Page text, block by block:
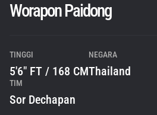
Worapon Paidong
TINGGI
5'6" FT / 168 CM
NEGARA
Thailand
TIM
Sor Dechapan